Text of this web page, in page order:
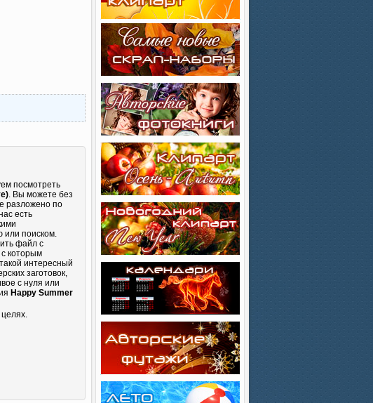
посмотреть
. Вы можете без
разложено по
есть
или поиском.
файл с
которым
интересный
заготовок,
с нуля или
Happy Summer